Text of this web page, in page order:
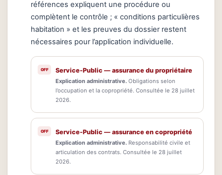
références expliquent une procédure ou
complètent le contrôle ; « conditions particulières
habitation » et les preuves du dossier restent
nécessaires pour l’application individuelle.
Service-Public — assurance du propriétaire
Explication administrative. Obligations selon
l’occupation et la copropriété. Consultée le 28 juillet
2026.
Service-Public — assurance en copropriété
Explication administrative. Responsabilité civile et
articulation des contrats. Consultée le 28 juillet
2026.